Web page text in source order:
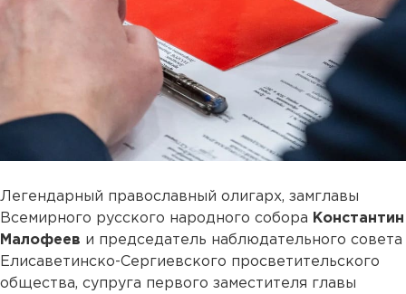
Легендарный православный олигарх, замглавы
Всемирного русского народного собора Константин
Малофеев и председатель наблюдательного совета
Елисаветинско-Сергиевского просветительского
общества, супруга первого заместителя главы